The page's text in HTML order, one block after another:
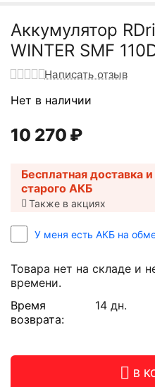
Аккумулятор
WINTER SMF
Написать отзыв
Нет в наличии
10 270 ₽
Бесплатная доставка
старого АКБ
Также в акциях
У меня есть АКБ на
Товара нет на складе и
времени.
Время
возврата:
14 дн.
В